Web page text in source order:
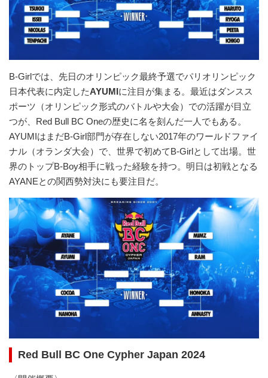
B-Girlでは、先日のオリンピック最終予選でパリオリンピック
日本代表に内定したAYUMIに注目が集まる。最近はダンスス
ポーツ（オリンピック形式のバトルや大会）での活躍が目立
つが、Red Bull BC Oneの歴史に名を刻んだ一人でもある。
AYUMIはまだB-Girl部門が存在しない2017年のワールドファイ
ナル（オランダ大会）で、世界で初めてB-Girlとして出場。世
界のトップB-Boy相手に戦った経験を持つ。明日は初戦となる
AYANEとの関西勢対決にも要注目だ。
Red Bull BC One Cypher Japan 2024